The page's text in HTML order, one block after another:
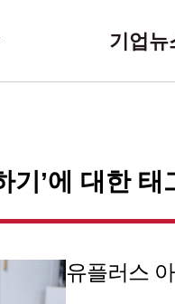
기업뉴
기’에 대한
유플러스